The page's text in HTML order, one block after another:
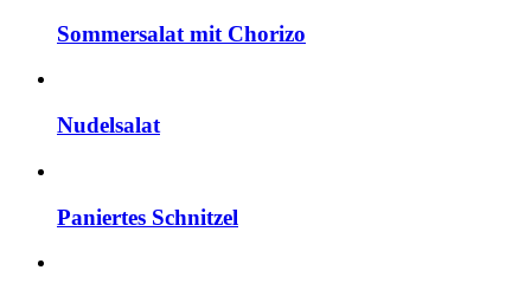
Sommersalat mit Chorizo
Nudelsalat
Paniertes Schnitzel